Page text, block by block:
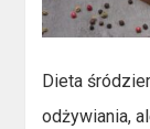
Dieta
odżywiania,